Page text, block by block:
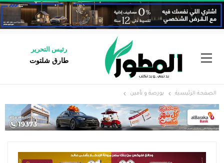
رئيس التحرير
طارق شلتوت
الصفحة الرئيسية بورصة و تأمين